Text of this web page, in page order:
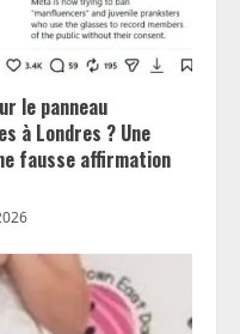
le panneau
à Londres ? Une
fausse affirmation